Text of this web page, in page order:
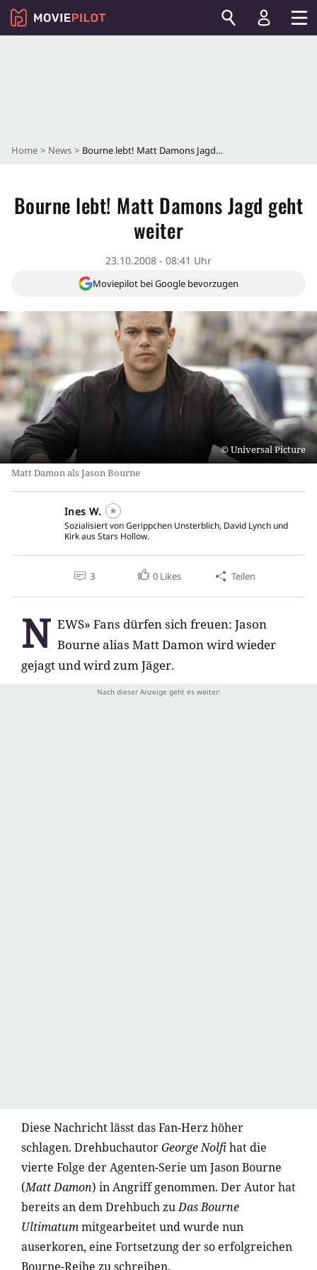
Home News Bourne lebt! Matt Damons Jagd geht weiter
Bourne lebt! Matt Damons Jagd geht
weiter
23.10.2008 - 08:41 Uhr
Moviepilot bei Google bevorzugen
Universal Picture
Matt Damon als Jason Bourne
Ines W.
Sozialisiert von Gerippchen Unsterblich, David Lynch und
Kirk aus Stars Hollow.
3 0 Likes Teilen
N EWS» Fans dürfen sich freuen: Jason
Bourne alias Matt Damon wird wieder
gejagt und wird zum Jäger.
Diese Nachricht lässt das Fan-Herz höher
schlagen. DrehbuchautorGeorge Nolfihat die
vierte Folge der Agenten-Serie um Jason Bourne
(Matt Damon) in Angriff genommen. Der Autor hat
bereits an dem Drehbuch zuDas Bourne
Ultimatummitgearbeitet und wurde nun
auserkoren, eine Fortsetzung der so erfolgreichen
Bourne-Reihe zu schreiben.